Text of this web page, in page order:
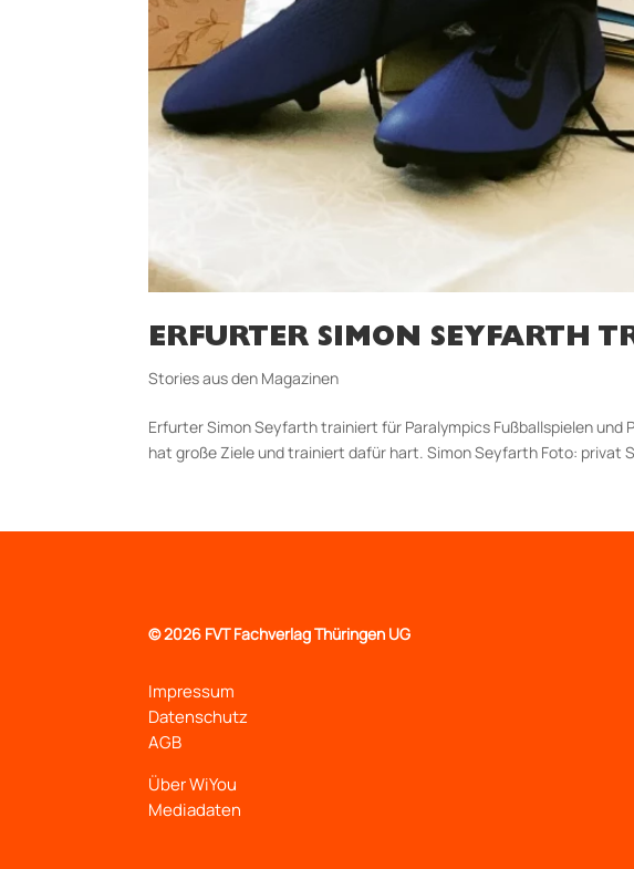
ERFURTER SIMON SEYFARTH
Stories aus den Magazinen
Erfurter Simon Seyfarth trainiert für Paralympics Fußballspielen
hat große Ziele und trainiert dafür hart. Simon Seyfarth Foto: privat
©2026 FVT Fachverlag Thüringen UG
Impressum
Datenschutz
AGB
Über WiYou
Mediadaten